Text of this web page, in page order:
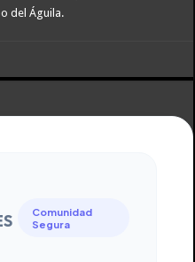
del Águila.
Comunidad
Segura